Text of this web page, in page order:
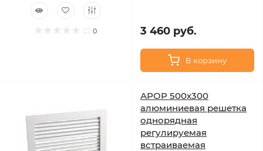
0 3 460 руб.
В корзину
АРОР 500х300
алюминиевая решетка
однорядная
регулируемая
встраиваемая